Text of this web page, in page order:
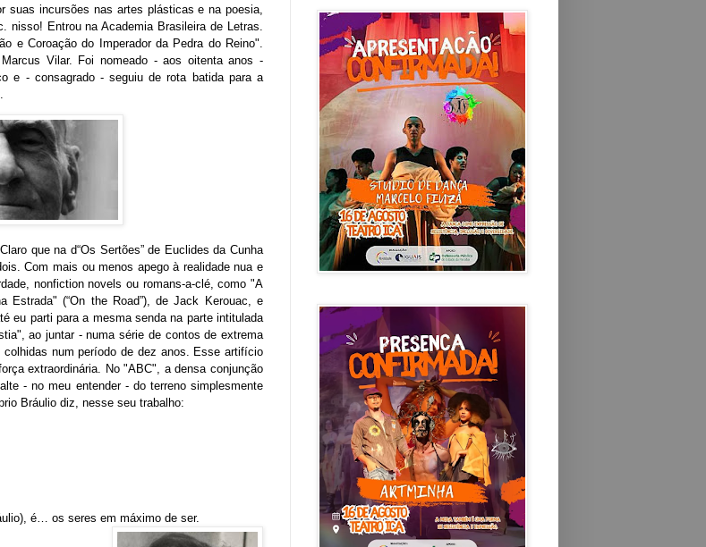
suas incursões nas artes plásticas e na poesia,
Entrou na Academia Brasileira de Letras.
e Coroação do Imperador da Pedra do Reino".
Vilar. Foi nomeado - aos oitenta anos -
e - consagrado - seguiu de rota batida para a
que na d“Os Sertões” de Euclides da Cunha
Com mais ou menos apego à realidade nua e
nonfiction novels ou romans-a-clé, como "A
Estrada" (“On the Road”), de Jack Kerouac, e
eu parti para a mesma senda na parte intitulada
ao juntar - numa série de contos de extrema
num período de dez anos. Esse artifício
extraordinária. No "ABC", a densa conjunção
- no meu entender - do terreno simplesmente
Bráulio diz, nesse seu trabalho:
é… os seres em máximo de ser.